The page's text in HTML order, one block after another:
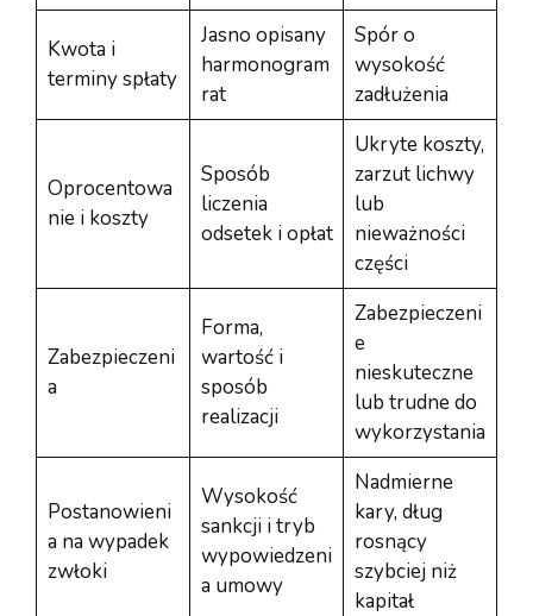
Kwota i
terminy spłaty
Jasno opisany
harmonogram
rat
Spór o
wysokość
zadłużenia
Oprocentowa
nie i koszty
Sposób
liczenia
odsetek i opłat
Ukryte koszty,
zarzut lichwy
lub
nieważności
części
Zabezpieczeni
a
Forma,
wartość i
sposób
realizacji
Zabezpieczeni
e
nieskuteczne
lub trudne do
wykorzystania
Postanowieni
a na wypadek
zwłoki
Wysokość
sankcji i tryb
wypowiedzeni
a umowy
Nadmierne
kary, dług
rosnący
szybciej niż
kapitał